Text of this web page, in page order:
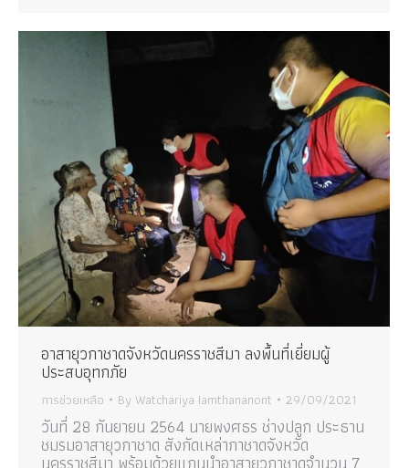
อาสายุวกาชาดจังหวัดนครราชสีมา ลงพื้นที่เยี่ยมผู้
ประสบอุทกภัย
การช่วยเหลือ By Watchariya Iamthananont 29/09/2021
วันที่ 28 กันยายน 2564 นายพงศธร ช่างปลูก ประธาน
ชมรมอาสายุวกาชาด สังกัดเหล่ากาชาดจังหวัด